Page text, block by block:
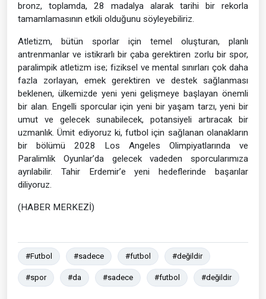
bronz, toplamda, 28 madalya alarak tarihi bir rekorla
tamamlamasının etkili olduğunu söyleyebiliriz.
Atletizm, bütün sporlar için temel oluşturan, planlı
antrenmanlar ve istikrarlı bir çaba gerektiren zorlu bir spor,
paralimpik atletizm ise; fiziksel ve mental sınırları çok daha
fazla zorlayan, emek gerektiren ve destek sağlanması
beklenen, ülkemizde yeni yeni gelişmeye başlayan önemli
bir alan. Engelli sporcular için yeni bir yaşam tarzı, yeni bir
umut ve gelecek sunabilecek, potansiyeli artıracak bir
uzmanlık. Ümit ediyoruz ki, futbol için sağlanan olanakların
bir bölümü 2028 Los Angeles Olimpiyatlarında ve
Paralimlik Oyunlar’da gelecek vadeden sporcularımıza
ayrılabilir. Tahir Erdemir’e yeni hedeflerinde başarılar
diliyoruz.
(HABER MERKEZİ)
#Futbol #sadece #futbol #değildir
#spor #da #sadece #futbol #değildir